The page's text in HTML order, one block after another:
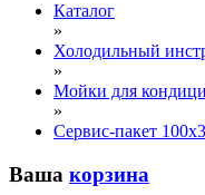
Каталог
»
Холодильный
»
Мойки для
»
Сервис-пакет
Ваша корзина